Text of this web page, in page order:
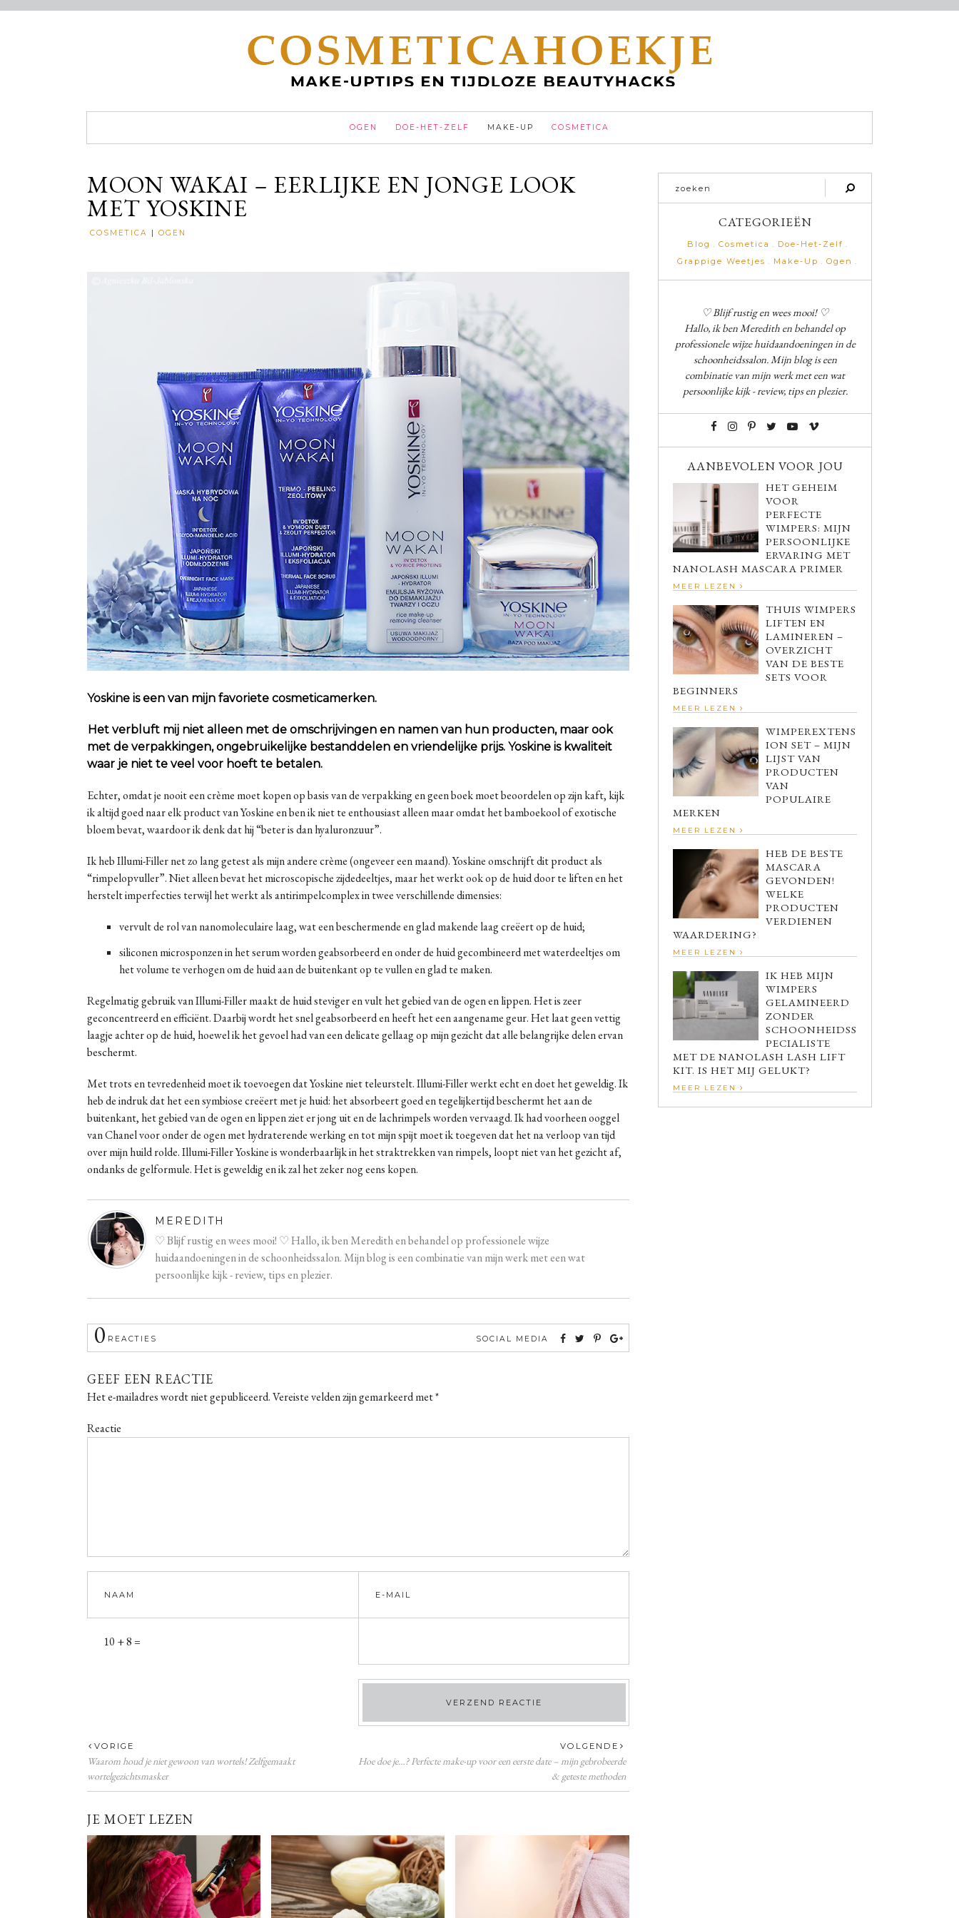
OGEN DOE-HET-ZELF MAKE-UP COSMETICA
MOON WAKAI – EERLIJKE EN JONGE LOOK
MET YOSKINE
COSMETICA | OGEN
Yoskine is een van mijn favoriete cosmeticamerken.
Het verbluft mij niet alleen met de omschrijvingen en namen van hun producten, maar ook
met de verpakkingen, ongebruikelijke bestanddelen en vriendelijke prijs. Yoskine is kwaliteit
waar je niet te veel voor hoeft te betalen.
Echter, omdat je nooit een crème moet kopen op basis van de verpakking en geen boek moet beoordelen op zijn kaft, kijk
ik altijd goed naar elk product van Yoskine en ben ik niet te enthousiast alleen maar omdat het bamboekool of exotische
bloem bevat, waardoor ik denk dat hij “beter is dan hyaluronzuur”.
Ik heb Illumi-Filler net zo lang getest als mijn andere crème (ongeveer een maand). Yoskine omschrijft dit product als
“rimpelopvuller”. Niet alleen bevat het microscopische zijdedeeltjes, maar het werkt ook op de huid door te liften en het
herstelt imperfecties terwijl het werkt als antirimpelcomplex in twee verschillende dimensies:
vervult de rol van nanomoleculaire laag, wat een beschermende en glad makende laag creëert op de huid;
siliconen microsponzen in het serum worden geabsorbeerd en onder de huid gecombineerd met waterdeeltjes om
het volume te verhogen om de huid aan de buitenkant op te vullen en glad te maken.
Regelmatig gebruik van Illumi-Filler maakt de huid steviger en vult het gebied van de ogen en lippen. Het is zeer
geconcentreerd en efficiënt. Daarbij wordt het snel geabsorbeerd en heeft het een aangename geur. Het laat geen vettig
laagje achter op de huid, hoewel ik het gevoel had van een delicate gellaag op mijn gezicht dat alle belangrijke delen ervan
beschermt.
Met trots en tevredenheid moet ik toevoegen dat Yoskine niet teleurstelt. Illumi-Filler werkt echt en doet het geweldig. Ik
heb de indruk dat het een symbiose creëert met je huid: het absorbeert goed en tegelijkertijd beschermt het aan de
buitenkant, het gebied van de ogen en lippen ziet er jong uit en de lachrimpels worden vervaagd. Ik had voorheen ooggel
van Chanel voor onder de ogen met hydraterende werking en tot mijn spijt moet ik toegeven dat het na verloop van tijd
over mijn huild rolde. Illumi-Filler Yoskine is wonderbaarlijk in het straktrekken van rimpels, loopt niet van het gezicht af,
ondanks de gelformule. Het is geweldig en ik zal het zeker nog eens kopen.
MEREDITH
♡ Blijf rustig en wees mooi! ♡ Hallo, ik ben Meredith en behandel op professionele wijze
huidaandoeningen in de schoonheidssalon. Mijn blog is een combinatie van mijn werk met een wat
persoonlijke kijk - review, tips en plezier.
0 REACTIES SOCIAL MEDIA
GEEF EEN REACTIE
Het e-mailadres wordt niet gepubliceerd.Vereiste velden zijn gemarkeerd met*
Reactie
10 + 8 =
VORIGE
Waarom houd je niet gewoon van wortels! Zelfgemaakt
wortelgezichtsmasker
VOLGENDE
Hoe doe je…? Perfecte make-up voor een eerste date – mijn gebrobeerde
& geteste methoden
JE MOET LEZEN
CATEGORIEËN
Blog Cosmetica
Doe-Het-Zelf
Grappige Weetjes
Make-Up Ogen
♡ Blijf rustig en wees mooi! ♡
Hallo, ik ben Meredith en behandel op
professionele wijze huidaandoeningen in de
schoonheidssalon. Mijn blog is een
combinatie van mijn werk met een wat
persoonlijke kijk - review, tips en plezier.
AANBEVOLEN VOOR JOU
HET GEHEIM
VOOR
PERFECTE
WIMPERS: MIJN
PERSOONLIJKE
ERVARING MET
NANOLASH MASCARA PRIMER
MEER LEZEN
THUIS WIMPERS
LIFTEN EN
LAMINEREN –
OVERZICHT
VAN DE BESTE
SETS VOOR
BEGINNERS
MEER LEZEN
WIMPEREXTENS
ION SET – MIJN
LIJST VAN
PRODUCTEN
VAN
POPULAIRE
MERKEN
MEER LEZEN
HEB DE BESTE
MASCARA
GEVONDEN!
WELKE
PRODUCTEN
VERDIENEN
WAARDERING?
MEER LEZEN
IK HEB MIJN
WIMPERS
GELAMINEERD
ZONDER
SCHOONHEIDSS
PECIALISTE
MET DE NANOLASH LASH LIFT
KIT. IS HET MIJ GELUKT?
MEER LEZEN